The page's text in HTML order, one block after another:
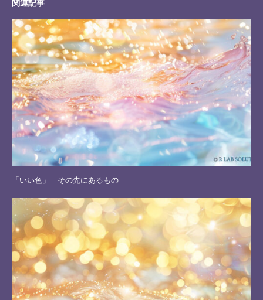
関連記事
「いい色」 その先にあるもの